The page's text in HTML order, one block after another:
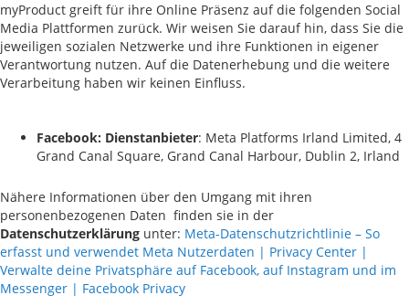
myProduct greift für ihre Online Präsenz auf die folgenden Social
Media Plattformen zurück. Wir weisen Sie darauf hin, dass Sie die
jeweiligen sozialen Netzwerke und ihre Funktionen in eigener
Verantwortung nutzen. Auf die Datenerhebung und die weitere
Verarbeitung haben wir keinen Einfluss.
Facebook: Dienstanbieter: Meta Platforms Irland Limited, 4
Grand Canal Square, Grand Canal Harbour, Dublin 2, Irland
Nähere Informationen über den Umgang mit ihren
personenbezogenen Daten finden sie in der
Datenschutzerklärung unter: Meta-Datenschutzrichtlinie – So
erfasst und verwendet Meta Nutzerdaten | Privacy Center |
Verwalte deine Privatsphäre auf Facebook, auf Instagram und im
Messenger | Facebook Privacy